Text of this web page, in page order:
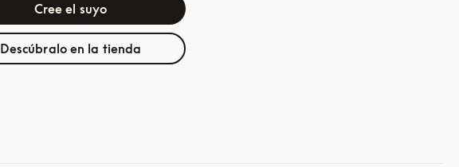
Cree el suyo
Descúbralo en la tienda